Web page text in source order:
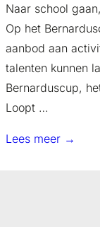
Naar school
Op het
aanbod aan
talenten kunnen
Bernarduscup,
Loopt …
Lees meer →